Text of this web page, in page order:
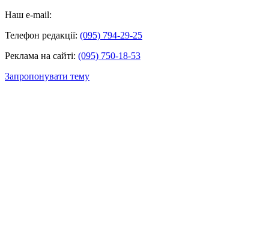
Наш e-mail:
Телефон редакції: (095) 794-29-25
Реклама на сайті: (095) 750-18-53
Запропонувати тему